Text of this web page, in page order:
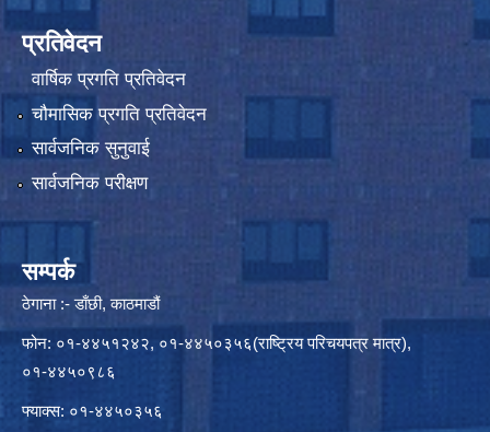
प्रतिवेदन
वार्षिक प्रगति प्रतिवेदन
चौमासिक प्रगति प्रतिवेदन
सार्वजनिक सुनुवाई
सार्वजनिक परीक्षण
सम्पर्क
ठेगाना :- डाँछी, काठमाडौं
फोन: ०१-४४५१२४२, ०१-४४५०३५६(राष्ट्रिय परिचयपत्र मात्र),
०१-४४५०९८६
फ्याक्स: ०१-४४५०३५६